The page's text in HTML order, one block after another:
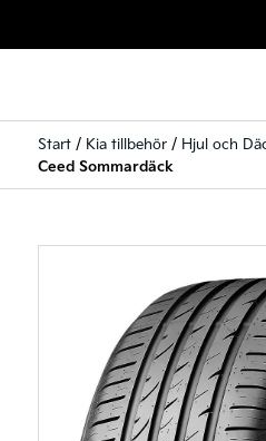
Start/ Kia tillbehör/ Hjul och
Ceed Sommardäck